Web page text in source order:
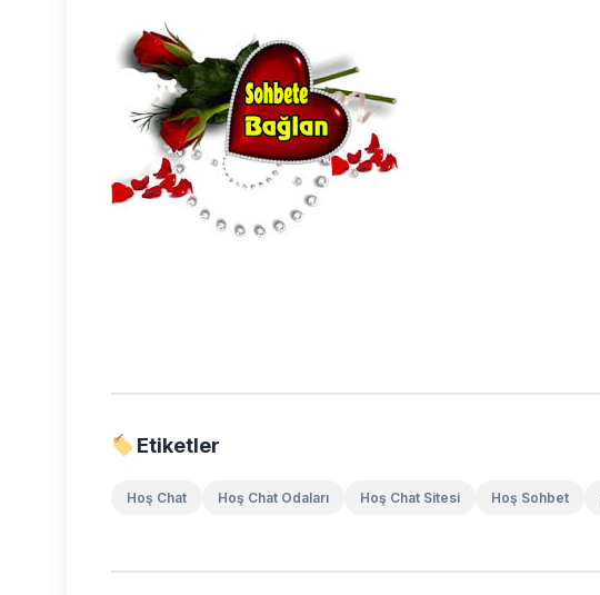
Etiketler
Hoş Chat Hoş Chat Odaları Hoş Chat Sitesi Hoş Sohbet